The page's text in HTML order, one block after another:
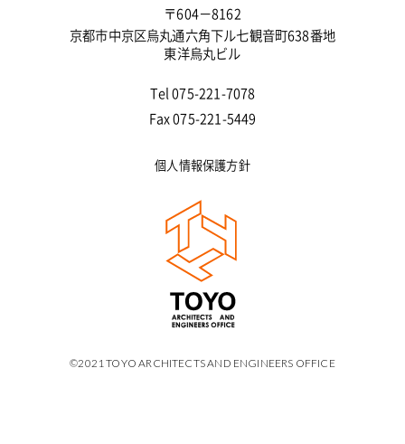
〒604－8162
京都市中京区烏丸通六角下ル七観音町638番地
東洋烏丸ビル
Tel 075-221-7078
Fax 075-221-5449
個人情報保護方針
©2021 TOYO ARCHITECTS AND ENGINEERS OFFICE